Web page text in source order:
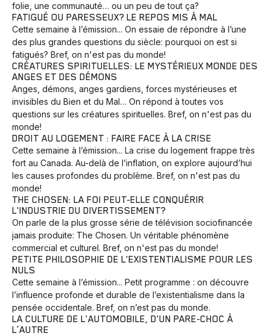
Animaux Avenir Bingo Communauté
Développement Histoires
Voyage Yoga
folie, une communauté… ou un peu de tout ça?
FATIGUÉ OU PARESSEUX? LE REPOS MIS À MAL
Cette semaine à l’émission... On essaie de répondre à l’une
des plus grandes questions du siècle: pourquoi on est si
fatigués? Bref, on n'est pas du monde!
CRÉATURES SPIRITUELLES: LE MYSTÉRIEUX MONDE DES
ANGES ET DES DÉMONS
Anges, démons, anges gardiens, forces mystérieuses et
invisibles du Bien et du Mal… On répond à toutes vos
questions sur les créatures spirituelles. Bref, on n'est pas du
monde!
DROIT AU LOGEMENT : FAIRE FACE À LA CRISE
Cette semaine à l’émission... La crise du logement frappe très
fort au Canada. Au-delà de l’inflation, on explore aujourd’hui
les causes profondes du problème. Bref, on n'est pas du
monde!
THE CHOSEN: LA FOI PEUT-ELLE CONQUÉRIR
L'INDUSTRIE DU DIVERTISSEMENT?
On parle de la plus grosse série de télévision sociofinancée
jamais produite: The Chosen. Un véritable phénomène
commercial et culturel. Bref, on n'est pas du monde!
PETITE PHILOSOPHIE DE L'EXISTENTIALISME POUR LES
NULS
Cette semaine à l’émission... Petit programme : on découvre
l’influence profonde et durable de l’existentialisme dans la
pensée occidentale. Bref, on n’est pas du monde.
LA CULTURE DE L'AUTOMOBILE, D'UN PARE-CHOC À
L’AUTRE